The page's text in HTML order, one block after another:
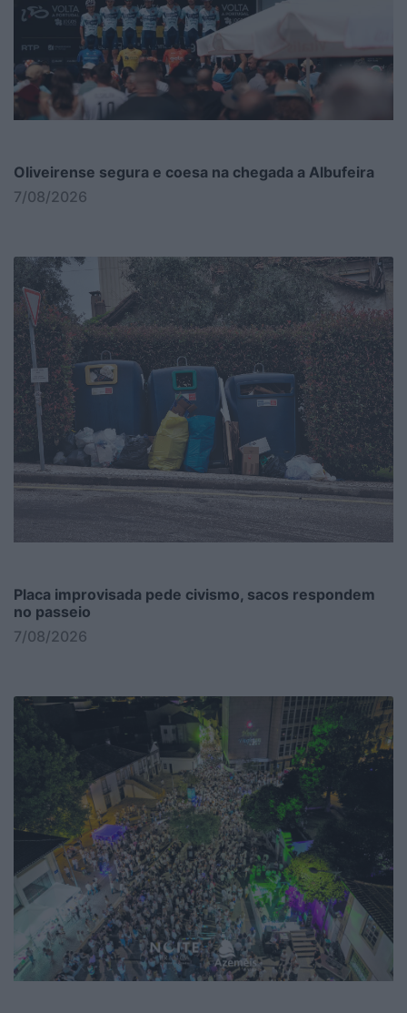
Oliveirense segura e coesa na chegada a Albufeira
7/08/2026
Placa improvisada pede civismo, sacos respondem
no passeio
7/08/2026